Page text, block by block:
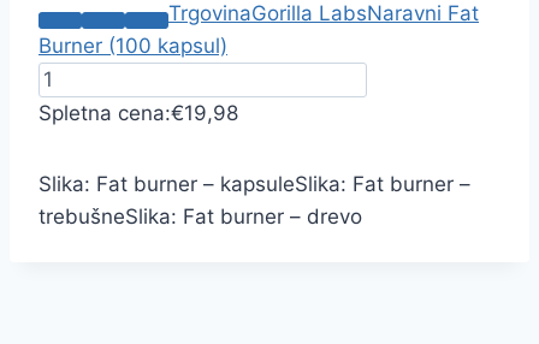
TrgovinaGorilla LabsNaravni Fat
Burner (100 kapsul)
Spletna cena:€19,98
Slika: Fat burner – kapsuleSlika: Fat burner –
trebušneSlika: Fat burner – drevo